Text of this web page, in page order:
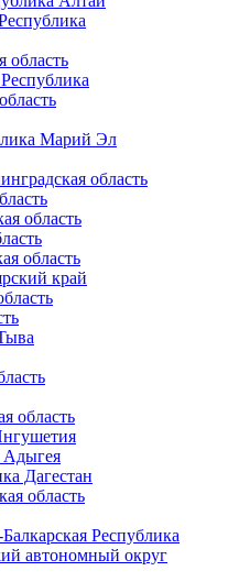
область
Марий Эл
область
область
область
край
область
Адыгея
Дагестан
область
Республика
автономный округ